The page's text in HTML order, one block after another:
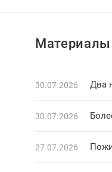
30.07.2026 Два
30.07.2026
27.07.2026